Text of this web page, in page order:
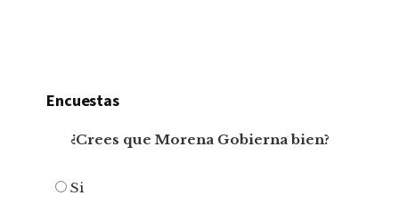
Encuestas
¿Crees que Morena Gobierna bien?
Si